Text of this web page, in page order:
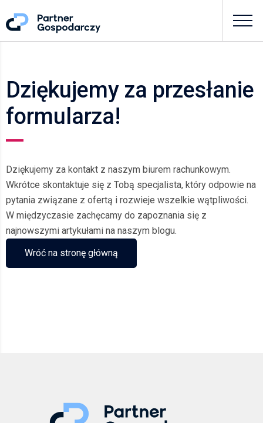
Dziękujemy za przesłanie
formularza!
Dziękujemy za kontakt z naszym biurem rachunkowym.
Wkrótce skontaktuje się z Tobą specjalista, który odpowie na
pytania związane z ofertą i rozwieje wszelkie wątpliwości.
W międzyczasie zachęcamy do zapoznania się z
najnowszymi artykułami na naszym blogu.
Wróć na stronę główną